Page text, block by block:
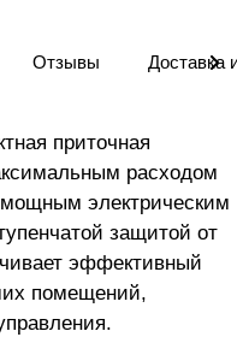
Отзывы Доставка
приточная
расходом
электрическим
защитой от
эффективный
помещений,